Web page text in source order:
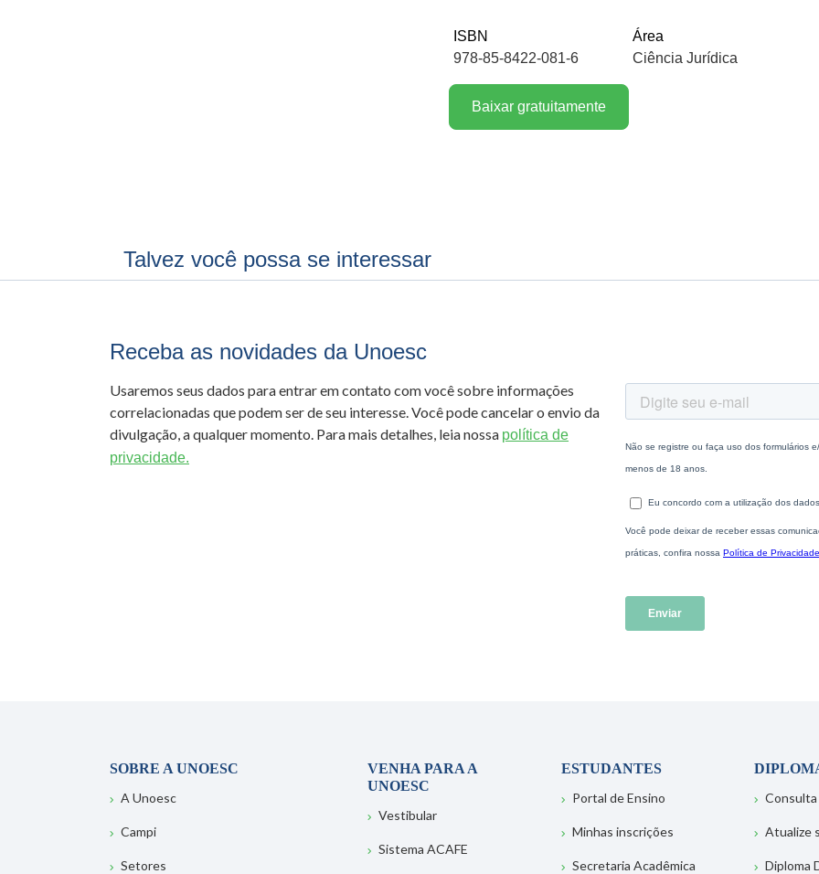
ISBN
978-85-8422-081-6
Área
Ciência Jurídica
Baixar gratuitamente
Talvez você possa se interessar
Receba as novidades da Unoesc
Usaremos seus dados para entrar em contato com você sobre informações
correlacionadas que podem ser de seu interesse. Você pode cancelar o envio da
divulgação, a qualquer momento. Para mais detalhes, leia nossa política de
privacidade.
SOBRE A UNOESC
A Unoesc
Campi
Setores
VENHA PARA A
UNOESC
Vestibular
Sistema ACAFE
ESTUDANTES
Portal de Ensino
Minhas inscrições
Secretaria Acadêmica
Consulta
Atualize
Diploma